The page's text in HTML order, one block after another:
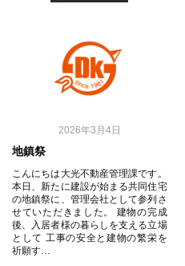
2026年3月4日
地鎮祭
こんにちは大光不動産管理課です。
本日、新たに建設が始まる共同住宅
の地鎮祭に、管理会社として参列さ
せていただきました。 建物の完成
後、入居者様の暮らしを支える立場
として 工事の安全と建物の繁栄を
祈願す…